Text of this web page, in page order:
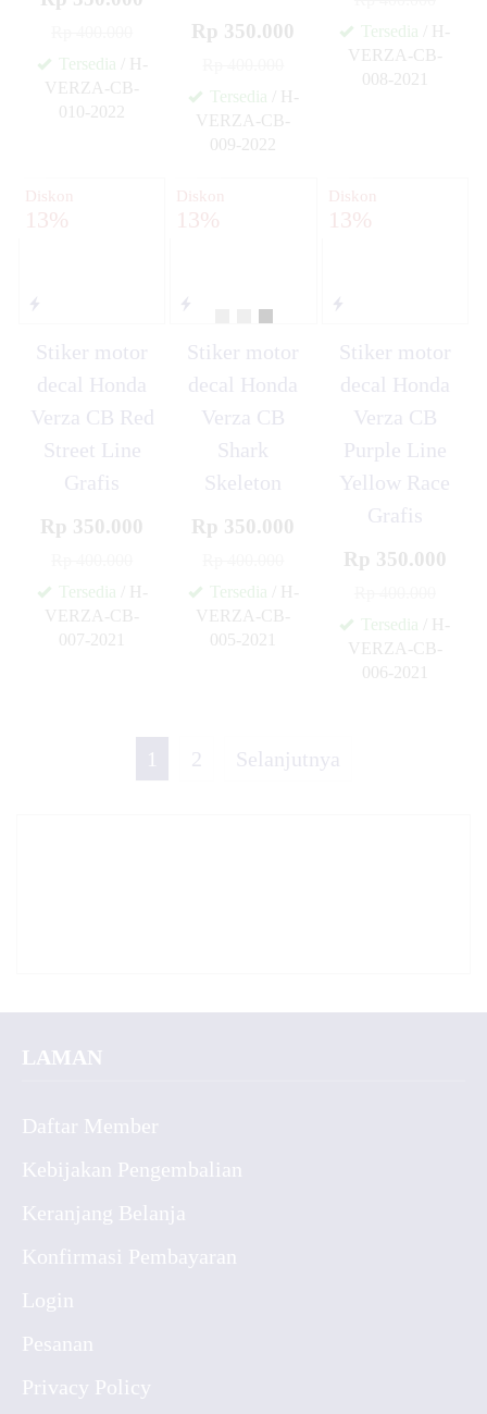
Tersedia / H-
VERZA-CB-
010-2022
Rp 350.000
Tersedia / H-
VERZA-CB-
009-2022
Tersedia / H-
VERZA-CB-
008-2021
Diskon
13%
Stiker motor
decal Honda
Verza CB Red
Street Line
Grafis
Rp 350.000
Tersedia / H-
VERZA-CB-
007-2021
Diskon
13%
Stiker motor
decal Honda
Verza CB
Shark
Skeleton
Rp 350.000
Tersedia / H-
VERZA-CB-
005-2021
Diskon
13%
Stiker motor
decal Honda
Verza CB
Purple Line
Yellow Race
Grafis
Rp 350.000
Tersedia / H-
VERZA-CB-
006-2021
1 2 Selanjutnya
LAMAN
Daftar Member
Kebijakan Pengembalian
Keranjang Belanja
Konfirmasi Pembayaran
Login
Pesanan
Privacy Policy